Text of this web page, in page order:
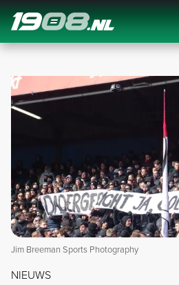
Navigation
Jim Breeman Sports Photography
NIEUWS